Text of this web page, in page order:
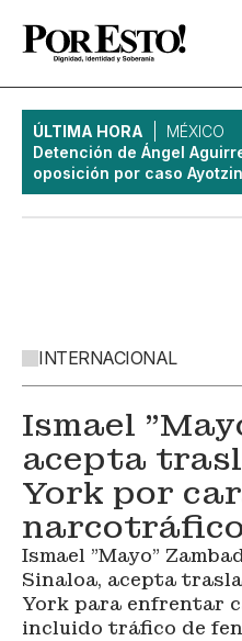
ÚLTIMA HORA
MÉXICO
Detención de Ángel
oposición por caso
INTERNACIONAL
Ismael
acepta
York por
Ismael "Mayo"
Sinaloa, acepta
York para enfrentar
incluido tráfico de